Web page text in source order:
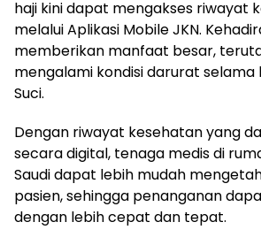
haji kini dapat mengakses riwayat
melalui Aplikasi Mobile JKN.
memberikan manfaat besar,
mengalami kondisi darurat selama
Suci.
Dengan riwayat kesehatan yang
secara digital, tenaga medis di
Saudi dapat lebih mudah
pasien, sehingga penanganan
dengan lebih cepat dan tepat.